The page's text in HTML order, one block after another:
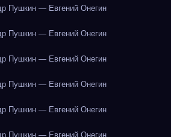
Пушкин — Евгений Онегин
Пушкин — Евгений Онегин
Пушкин — Евгений Онегин
Пушкин — Евгений Онегин
Пушкин — Евгений Онегин
Пушкин — Евгений Онегин